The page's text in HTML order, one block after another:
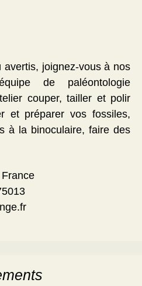
avertis, joignez-vous à nos
de paléontologie
couper, tailler et polir
et préparer vos fossiles,
à la binoculaire, faire des